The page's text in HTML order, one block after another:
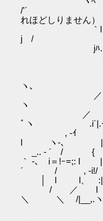
/'´ l／ ヽ ,
れほどしりません）
｀l
j /
jﾊ. ﾍ
!ﾍ ﾊ､ ,＿
i!ﾍl＼ ゝ-
, ィ'
ヽ､ ., --
／ / ｀
ヽ .|l⌒ｌ
／ l /i
ﾞヽ
, -ｲ l /｀
l ヽ‐､ |"'|.
_.. - ´ / { ,.
｀ ‐､ i＝!
´ / , -i!/
│ l l、 :| |
/ ／ l ｀
＼ ＼ /|__,.ヽ､